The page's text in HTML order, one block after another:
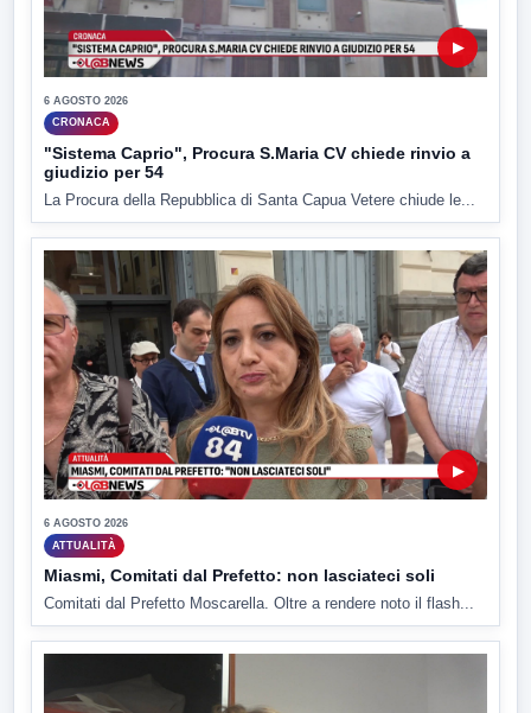
▶
6 AGOSTO 2026
CRONACA
"Sistema Caprio", Procura S.Maria CV chiede rinvio a
giudizio per 54
La Procura della Repubblica di Santa Capua Vetere chiude le...
▶
6 AGOSTO 2026
ATTUALITÀ
Miasmi, Comitati dal Prefetto: non lasciateci soli
Comitati dal Prefetto Moscarella. Oltre a rendere noto il flash...